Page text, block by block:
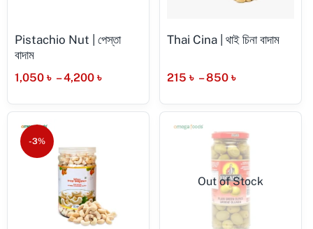
Pistachio Nut | পেস্তা
বাদাম
1,050 ৳ – 4,200 ৳
Thai Cina | থাই চিনা বাদাম
215 ৳ – 850 ৳
-3%
Out of Stock